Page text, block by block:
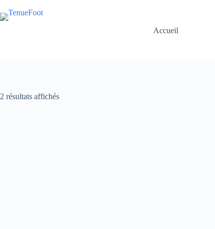
au
contenu
Accueil
2 résultats affichés